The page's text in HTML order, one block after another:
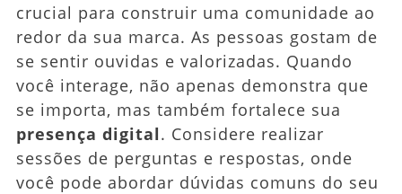
crucial para construir uma comunidade ao
redor da sua marca. As pessoas gostam de
se sentir ouvidas e valorizadas. Quando
você interage, não apenas demonstra que
se importa, mas também fortalece sua
presença digital. Considere realizar
sessões de perguntas e respostas, onde
você pode abordar dúvidas comuns do seu